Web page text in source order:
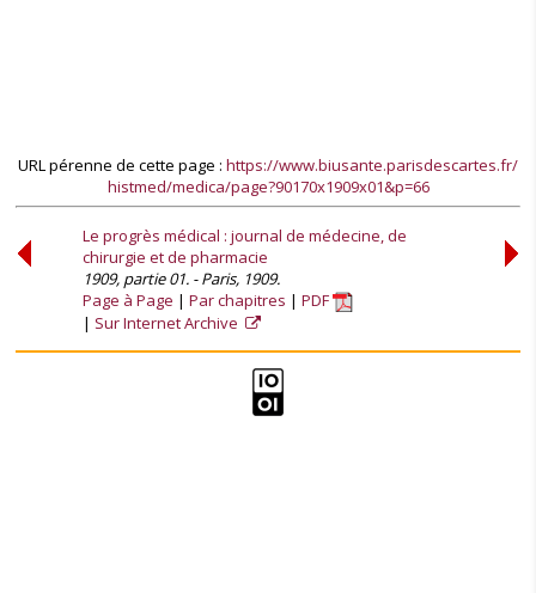
URL pérenne de cette page : https://www.biusante.parisdescartes.fr/
histmed/medica/page?90170x1909x01&p=66
Le progrès médical : journal de médecine, de
chirurgie et de pharmacie
1909, partie 01. - Paris, 1909.
Page à Page
Par chapitres
PDF
Sur Internet Archive